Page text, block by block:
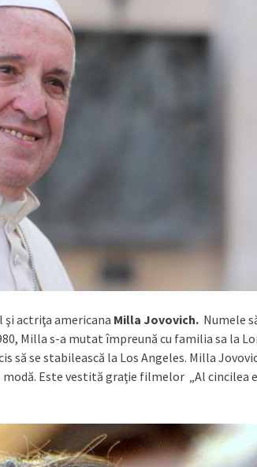
şi actriţa americana Milla Jovovich. Numele
Milla s-a mutat împreună cu familia sa la
să se stabilească la Los Angeles. Milla
Este vestită graţie filmelor „Al cincilea